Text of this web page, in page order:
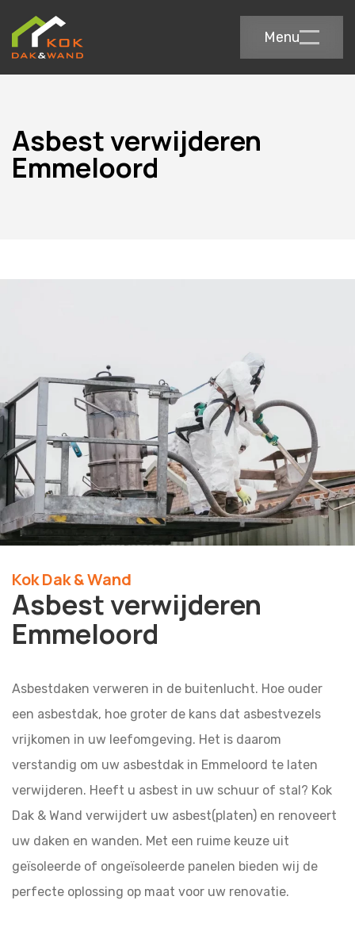
Menu
Asbest verwijderen
Emmeloord
Kok Dak & Wand
Asbest verwijderen
Emmeloord
Asbestdaken verweren in de buitenlucht. Hoe ouder
een asbestdak, hoe groter de kans dat asbestvezels
vrijkomen in uw leefomgeving. Het is daarom
verstandig om uw asbestdak in Emmeloord te laten
verwijderen. Heeft u asbest in uw schuur of stal? Kok
Dak & Wand verwijdert uw asbest(platen) en renoveert
uw daken en wanden. Met een ruime keuze uit
geïsoleerde of ongeïsoleerde panelen bieden wij de
perfecte oplossing op maat voor uw renovatie.